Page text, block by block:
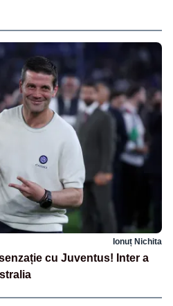
Ionuț Nichita
cu Juventus! Inter a